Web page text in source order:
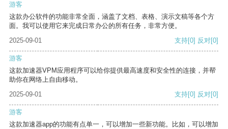
游客
这款办公软件的功能非常全面，涵盖了文档、表格、演示文稿等各个方
面。我可以使用它来完成日常办公的所有任务，非常方便。
2025-09-01
支持[0] 反对[0]
游客
这款加速器VPM应用程序可以给你提供最高速度和安全性的连接，并帮
助你在网络上自由移动。
2025-09-01
支持[0] 反对[0]
游客
这款加速器app的功能有点单一，可以增加一些新功能。比如，可以增加